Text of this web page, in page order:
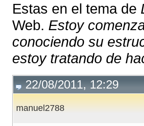
Estas en el tema de
Web. Estoy
conociendo su
estoy tratando de
22/08/2011, 12:29
manuel2788